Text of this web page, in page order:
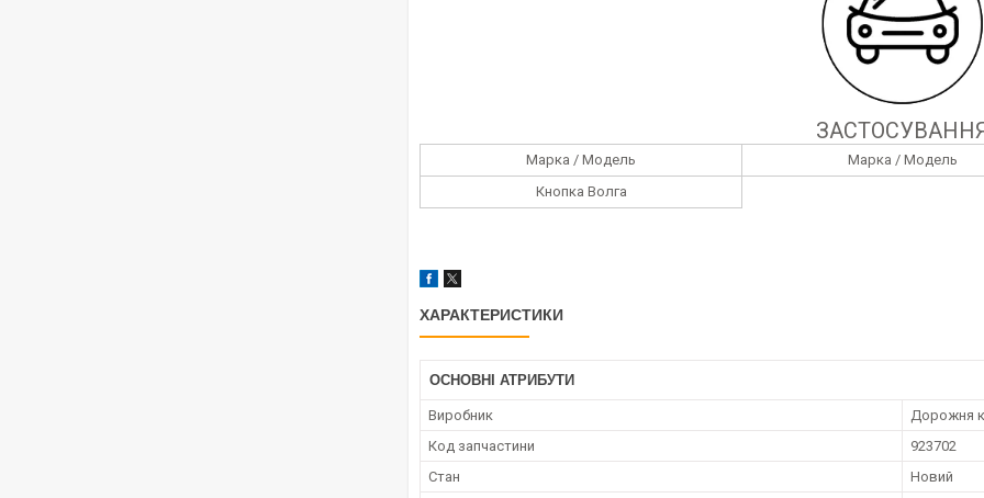
Марка / Модель
Марка / Модель
Кнопка Волга
ХАРАКТЕРИСТИКИ
ОСНОВНІ АТРИБУТИ
Виробник
Дорожня
Код запчастини
923702
Стан
Новий